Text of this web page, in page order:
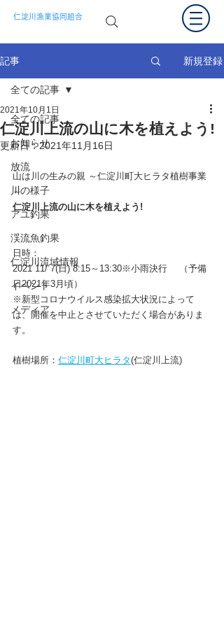
仁淀川漁業協同組合
記事 新規登録
全ての記事
お知らせ
放流
川の様子
アユ釣果
渓流魚釣果
仁淀川流域情報
イベント
メディア
全ての記事
仁淀川上流の山に木を植えよう!
2021年10月1日
更新日：2021年11月16日
山は川の生みの親 ～仁淀川町大ヒラタ植樹事業
～
仁淀川上流の山に木を植えよう!
日時：
2021 11/ 7(日) 8:15～13:30※小雨決行　 （予備
日2021年3月頃）
※新型コロナウイルス感染拡大状況によって
は、開催を中止とさせていただく場合がありま
す。
植樹場所： 仁淀川町大ヒラタ(仁淀川上流)